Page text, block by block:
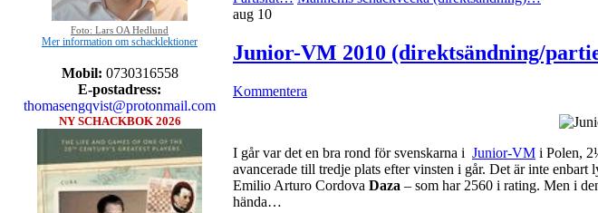
Foto: Lars OA Hedlund
Mer information om schacklektioner
Mobil: 0730316558
E-postadress:
thomasengqvist@protonmail.com
NY SCHACKBOK 2026
aug 10
Junior-VM 2010 (direktsändning/
Kommentera
I går var det en bra rond för svenskarna i Junior-VM i Polen,
avancerade till tredje plats efter vinsten i går. Det är inte
Emilio Arturo Cordova Daza – som har 2560 i rating. Men i
hända…